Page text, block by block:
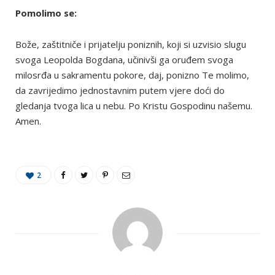
Pomolimo se:
Bože, zaštitniče i prijatelju poniznih, koji si uzvisio slugu
svoga Leopolda Bogdana, učinivši ga oruđem svoga
milosrđa u sakramentu pokore, daj, ponizno Te molimo,
da zavrijedimo jednostavnim putem vjere doći do
gledanja tvoga lica u nebu. Po Kristu Gospodinu našemu.
Amen.
2